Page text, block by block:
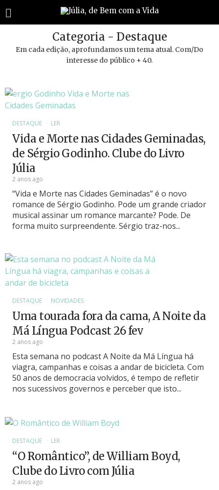
Categoria - Destaque
Em cada edição, aprofundamos um tema atual. Com/Do
interesse do público + 40.
DESTAQUE LER
Vida e Morte nas Cidades Geminadas,
de Sérgio Godinho. Clube do Livro
Júlia
2 anos ago
“Vida e Morte nas Cidades Geminadas” é o novo
romance de Sérgio Godinho. Pode um grande criador
musical assinar um romance marcante? Pode. De
forma muito surpreendente. Sérgio traz-nos...
DESTAQUE NOVIDADES
Uma tourada fora da cama, A Noite da
Má Língua Podcast 26 fev
2 anos ago
Esta semana no podcast A Noite da Má Língua há
viagra, campanhas e coisas a andar de bicicleta. Com
50 anos de democracia volvidos, é tempo de refletir
nos sucessivos governos e perceber que isto...
DESTAQUE LER
“O Romântico”, de William Boyd,
Clube do Livro com Júlia
2 anos ago